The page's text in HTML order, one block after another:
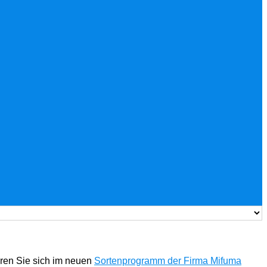
Sie sich im neuen Sortenprogramm der Firma Mifuma